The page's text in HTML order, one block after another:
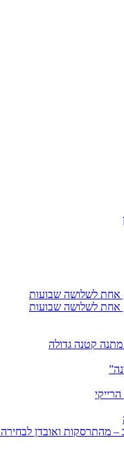
אחת לשלושה שבועות
אחת לשלושה שבועות
– מהתרסקות ואובדן